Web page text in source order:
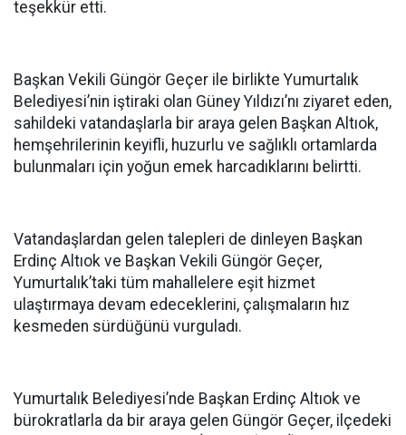
teşekkür etti.
Başkan Vekili Güngör Geçer ile birlikte Yumurtalık
Belediyesi’nin iştiraki olan Güney Yıldızı’nı ziyaret eden,
sahildeki vatandaşlarla bir araya gelen Başkan Altıok,
hemşehrilerinin keyifli, huzurlu ve sağlıklı ortamlarda
bulunmaları için yoğun emek harcadıklarını belirtti.
Vatandaşlardan gelen talepleri de dinleyen Başkan
Erdinç Altıok ve Başkan Vekili Güngör Geçer,
Yumurtalık’taki tüm mahallelere eşit hizmet
ulaştırmaya devam edeceklerini, çalışmaların hız
kesmeden sürdüğünü vurguladı.
Yumurtalık Belediyesi’nde Başkan Erdinç Altıok ve
bürokratlarla da bir araya gelen Güngör Geçer, ilçedeki